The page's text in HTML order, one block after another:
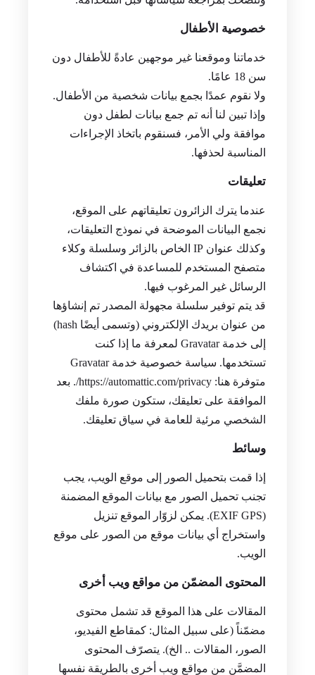
خصوصية الأطفال
خدماتنا وموقعنا غير موجهين عادةً للأطفال دون
سن 18 عامًا.
ولا نقوم عمدًا بجمع بيانات شخصية من الأطفال.
وإذا تبين لنا أنه تم جمع بيانات لطفل دون
موافقة ولي الأمر، فسنقوم باتخاذ الإجراءات
المناسبة لحذفها.
تعليقات
عندما يترك الزائرون تعليقاتهم على الموقع،
نجمع البيانات الموضحة في نموذج التعليقات،
وكذلك عنوان IP الخاص بالزائر وسلسلة وكلاء
متصفح المستخدم للمساعدة في اكتشاف
الرسائل غير المرغوب فيها.
قد يتم توفير سلسلة مجهولة المصدر تم إنشاؤها
من عنوان بريدك الإلكتروني (وتسمى أيضًا hash)
إلى خدمة Gravatar لمعرفة ما إذا كنت
تستخدمها. سياسة خصوصية خدمة Gravatar
متوفرة هنا: https://automattic.com/privacy/. بعد
الموافقة على تعليقك، ستكون صورة ملفك
الشخصي مرئية للعامة في سياق تعليقك.
وسائط
إذا قمت بتحميل الصور إلى موقع الويب، يجب
تجنب تحميل الصور مع بيانات الموقع المضمنة
(EXIF GPS). يمكن لزوّار الموقع تنزيل
واستخراج أي بيانات موقع من الصور على موقع
الويب.
المحتوى المضمّن من مواقع ويب أخرى
المقالات على هذا الموقع قد تشمل محتوى
مضمّناً (على سبيل المثال: كمقاطع الفيديو،
الصور، المقالات .. الخ). يتصرّف المحتوى
المضمَّن من مواقع ويب أخرى بالطريقة نفسها